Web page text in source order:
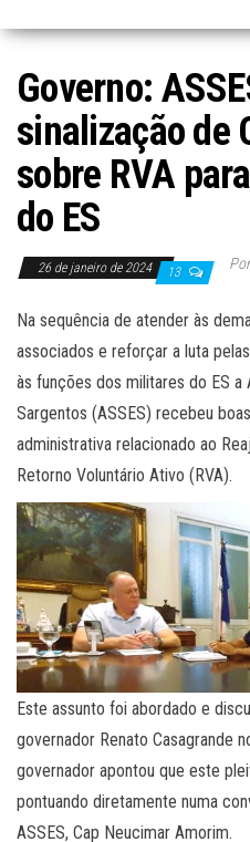
Governo:
sinalização de
sobre RVA
do ES
26 de janeiro de 2024 13 Por
Na sequência de atender às
associados e reforçar a luta
às funções dos militares do ES
Sargentos (ASSES) recebeu
administrativa relacionado ao
Retorno Voluntário Ativo (RVA).
Este assunto foi abordado e
governador Renato Casagrande
governador apontou que este
pontuando diretamente numa
ASSES, Cap Neucimar Amorim.